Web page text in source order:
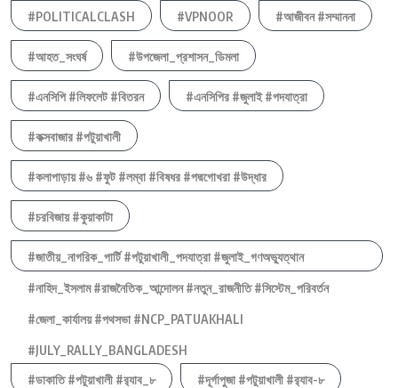
#POLITICALCLASH #VPNOOR #আজীবন #সম্মাননা
#আহত_সংঘর্ষ #উপজেলা_প্রশাসন_ডিমলা
#এনসিপি #লিফলেট #বিতরন #এনসিপির #জুলাই #পদযাত্রা
#কক্সবাজার #পটুয়াখালী
#কলাপাড়ায় #৬ #ফুট #লম্বা #বিষধর #পদ্মগোখরা #উদ্ধার
#চরবিজায় #কুয়াকাটা
#জাতীয়_নাগরিক_পার্টি #পটুয়াখালী_পদযাত্রা #জুলাই_গণঅভ্যুত্থান
#নাহিদ_ইসলাম #রাজনৈতিক_আন্দোলন #নতুন_রাজনীতি #সিস্টেম_পরিবর্তন
#জেলা_কার্যালয় #পথসভা #NCP_PATUAKHALI
#JULY_RALLY_BANGLADESH
#ডাকাতি #পটুয়াখালী #র‍্যাব_৮
#দূর্গাপুজা #পটুয়াখালী #র‍্যাব-৮